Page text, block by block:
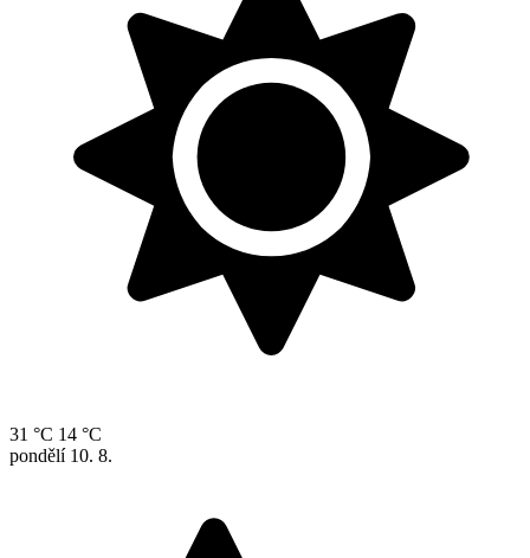
31 °C 14 °C
pondělí 10. 8.